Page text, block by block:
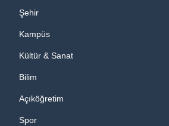
Şehir
Kampüs
Kültür & Sanat
Bilim
Açıköğretim
Spor